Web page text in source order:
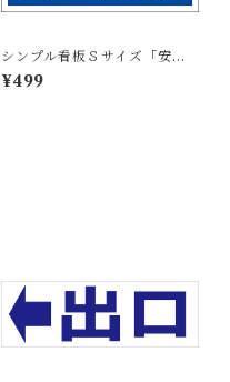
シンプル看板Ｓサイズ「安全
運転」【工場・現場】屋外可
¥499